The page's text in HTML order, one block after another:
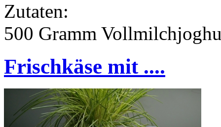
Zutaten:
500 Gramm
Frischkäse mit ....